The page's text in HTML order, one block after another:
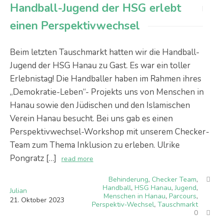
Handball-Jugend der HSG erlebt
einen Perspektivwechsel
Beim letzten Tauschmarkt hatten wir die Handball-
Jugend der HSG Hanau zu Gast. Es war ein toller
Erlebnistag! Die Handballer haben im Rahmen ihres
„Demokratie-Leben“- Projekts uns von Menschen in
Hanau sowie den Jüdischen und den Islamischen
Verein Hanau besucht. Bei uns gab es einen
Perspektivwechsel-Workshop mit unserem Checker-
Team zum Thema Inklusion zu erleben. Ulrike
Pongratz […]
read more
Julian
21. Oktober 2023
Behinderung, Checker Team,
Handball, HSG Hanau,Jugend,
Menschen in Hanau, Parcours,
Perspektiv-Wechsel, Tauschmarkt
0